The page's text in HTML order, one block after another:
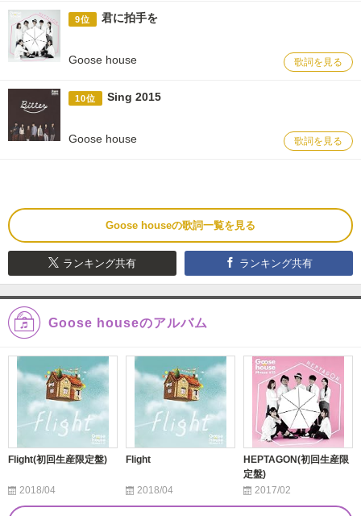
9位 君に拍手を
Goose house 歌詞を見る
10位 Sing 2015
Goose house 歌詞を見る
Goose houseの歌詞一覧を見る
ランキング共有 ランキング共有
Goose houseのアルバム
Flight(初回生産限定盤)
2018/04
Flight
2018/04
HEPTAGON(初回生産限
定盤)
2017/02